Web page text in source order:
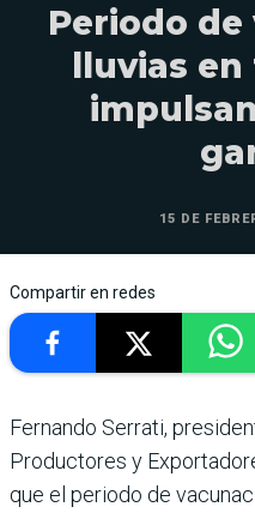
Periodo
lluvias
15 DE
Compartir en redes
Fernando Serrati,
Productores y
que el periodo de